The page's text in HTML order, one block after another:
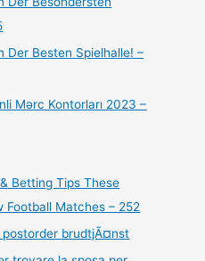
Der Besten Spielhalle! –
Mərc Kontorları 2023 –
Betting Tips These
Football Matches – 252
postorder brudtjÃ¤nst